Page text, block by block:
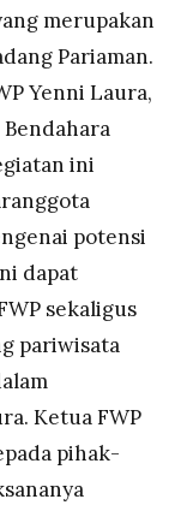
merupakan
Pariaman.
Yenni Laura,
ini
potensi
dapat
sekaligus
pariwisata
Ketua FWP
pihak-